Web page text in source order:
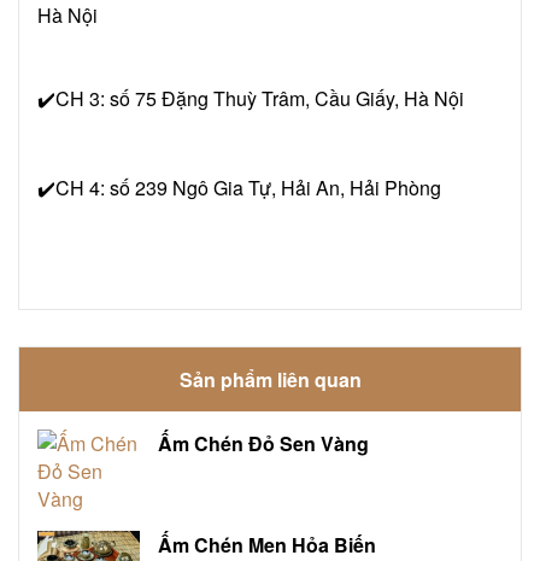
Hà Nội
✔️CH 3: số 75 Đặng Thuỳ Trâm, Cầu Giấy, Hà Nội
✔️CH 4: số 239 Ngô Gia Tự, Hải An, Hải Phòng
Sản phẩm liên quan
Ấm Chén Đỏ Sen Vàng
Ấm Chén Men Hỏa Biến